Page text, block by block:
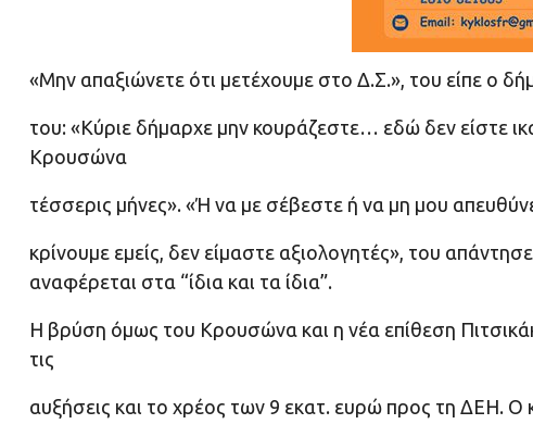
«Μην απαξιώνετε ότι μετέχουμε στο Δ.Σ.», του είπε ο
του: «Κύριε δήμαρχε μην κουράζεστε… εδώ δεν είστε
Κρουσώνα
τέσσερις μήνες». «Ή να με σέβεστε ή να μη μου
κρίνουμε εμείς, δεν είμαστε αξιολογητές», του
αναφέρεται στα “ίδια και τα ίδια”.
Η βρύση όμως του Κρουσώνα και η νέα επίθεση
τις
αυξήσεις και το χρέος των 9 εκατ. ευρώ προς τη ΔΕΗ.